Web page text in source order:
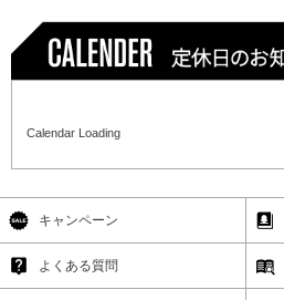
Calendar Loading
キャンペーン
よくある質問